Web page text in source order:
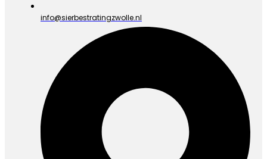
info@sierbestratingzwolle.nl